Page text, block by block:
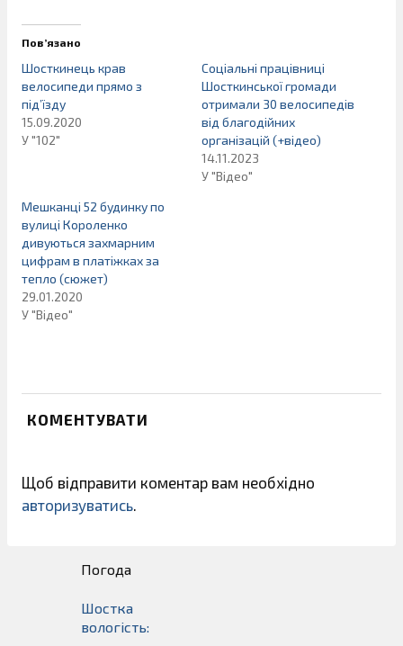
Пов’язано
Шосткинець крав
велосипеди прямо з
під’їзду
15.09.2020
У "102"
Соціальні працівниці
Шосткинської громади
отримали 30 велосипедів
від благодійних
організацій (+відео)
14.11.2023
У "Відео"
Мешканці 52 будинку по
вулиці Короленко
дивуються захмарним
цифрам в платіжках за
тепло (сюжет)
29.01.2020
У "Відео"
КОМЕНТУВАТИ
Щоб відправити коментар вам необхідно
авторизуватись.
Погода
Шостка
вологість: